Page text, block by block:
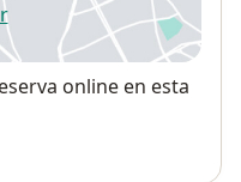
en una nueva
online en esta